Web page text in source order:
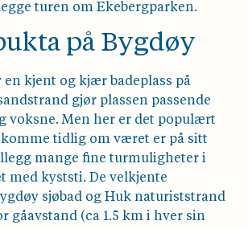
turen om Ekebergparken.
på Bygdøy
en kjent og kjær badeplass på
gjør plassen passende
voksne. Men her er det populært
komme tidlig om været er på sitt
mange fine turmuligheter i
med kyststi. De velkjente
sjøbad og Huk naturiststrand
gåavstand (ca 1.5 km i hver sin